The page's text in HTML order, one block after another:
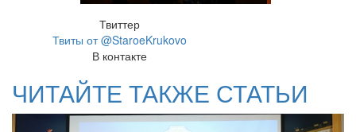
Твиттер
Твиты от @StaroeKrukovo
В контакте
ЧИТАЙТЕ ТАКЖЕ СТАТЬИ